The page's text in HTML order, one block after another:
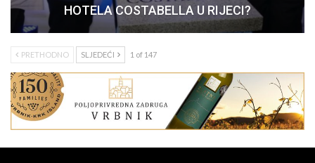
HOTELA COSTABELLA U RIJECI?
PRETHODNO SLJEDEĆI 1 of 147